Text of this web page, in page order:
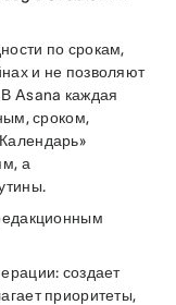
по срокам,
и не позволяют
Asana каждая
сроком,
а
создает
приоритеты,